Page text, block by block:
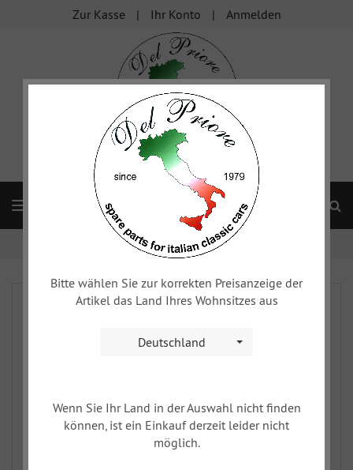
Zur Kasse Ihr Konto Anmelden
Karosserie Verschiedenes
Bitte wählen Sie zur korrekten Preisanzeige der
Artikel das Land Ihres Wohnsitzes aus
Deutschland
Wenn Sie Ihr Land in der Auswahl nicht finden
können, ist ein Einkauf derzeit leider nicht
möglich.